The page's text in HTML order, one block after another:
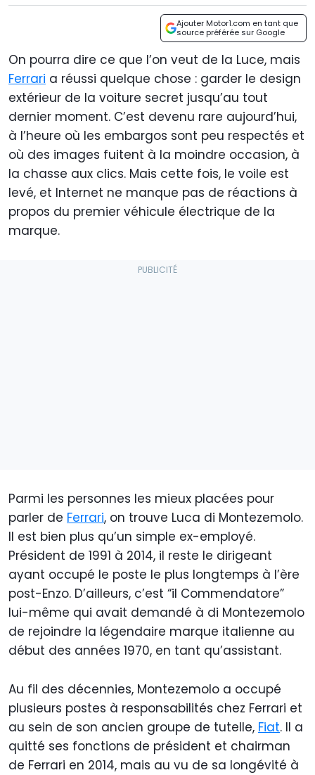
Ajouter Motor1.com en tant que
source préférée sur Google
On pourra dire ce que l’on veut de la Luce, mais
Ferrari a réussi quelque chose : garder le design
extérieur de la voiture secret jusqu’au tout
dernier moment. C’est devenu rare aujourd’hui,
à l’heure où les embargos sont peu respectés et
où des images fuitent à la moindre occasion, à
la chasse aux clics. Mais cette fois, le voile est
levé, et Internet ne manque pas de réactions à
propos du premier véhicule électrique de la
marque.
Parmi les personnes les mieux placées pour
parler de Ferrari, on trouve Luca di Montezemolo.
Il est bien plus qu’un simple ex-employé.
Président de 1991 à 2014, il reste le dirigeant
ayant occupé le poste le plus longtemps à l’ère
post-Enzo. D’ailleurs, c’est “il Commendatore”
lui-même qui avait demandé à di Montezemolo
de rejoindre la légendaire marque italienne au
début des années 1970, en tant qu’assistant.
Au fil des décennies, Montezemolo a occupé
plusieurs postes à responsabilités chez Ferrari et
au sein de son ancien groupe de tutelle, Fiat. Il a
quitté ses fonctions de président et chairman
de Ferrari en 2014, mais au vu de sa longévité à